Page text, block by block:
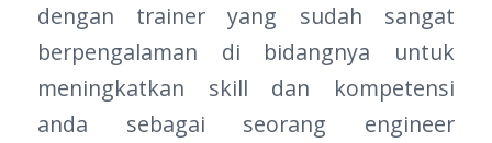
dengan trainer yang sudah sangat
berpengalaman di bidangnya untuk
meningkatkan skill dan kompetensi
anda sebagai seorang engineer